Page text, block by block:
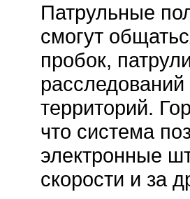
Патрульные
смогут
пробок,
территорий.
что система
электронные
скорости и за